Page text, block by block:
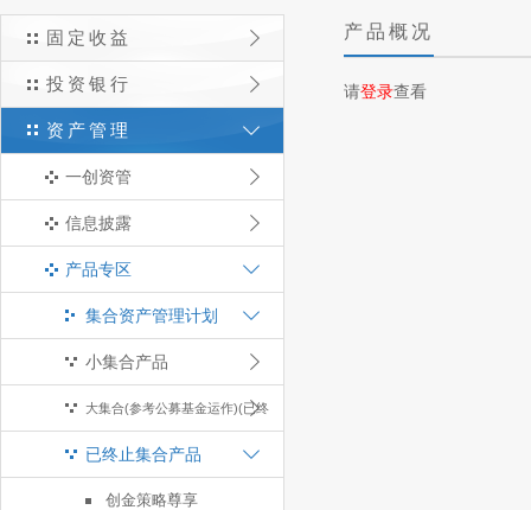
固定收益
投资银行
资产管理
一创资管
信息披露
产品专区
集合资产管理计划
小集合产品
大集合(参考公募基金运作)(已终
止)
已终止集合产品
创金策略尊享
产品概况
请登录查看